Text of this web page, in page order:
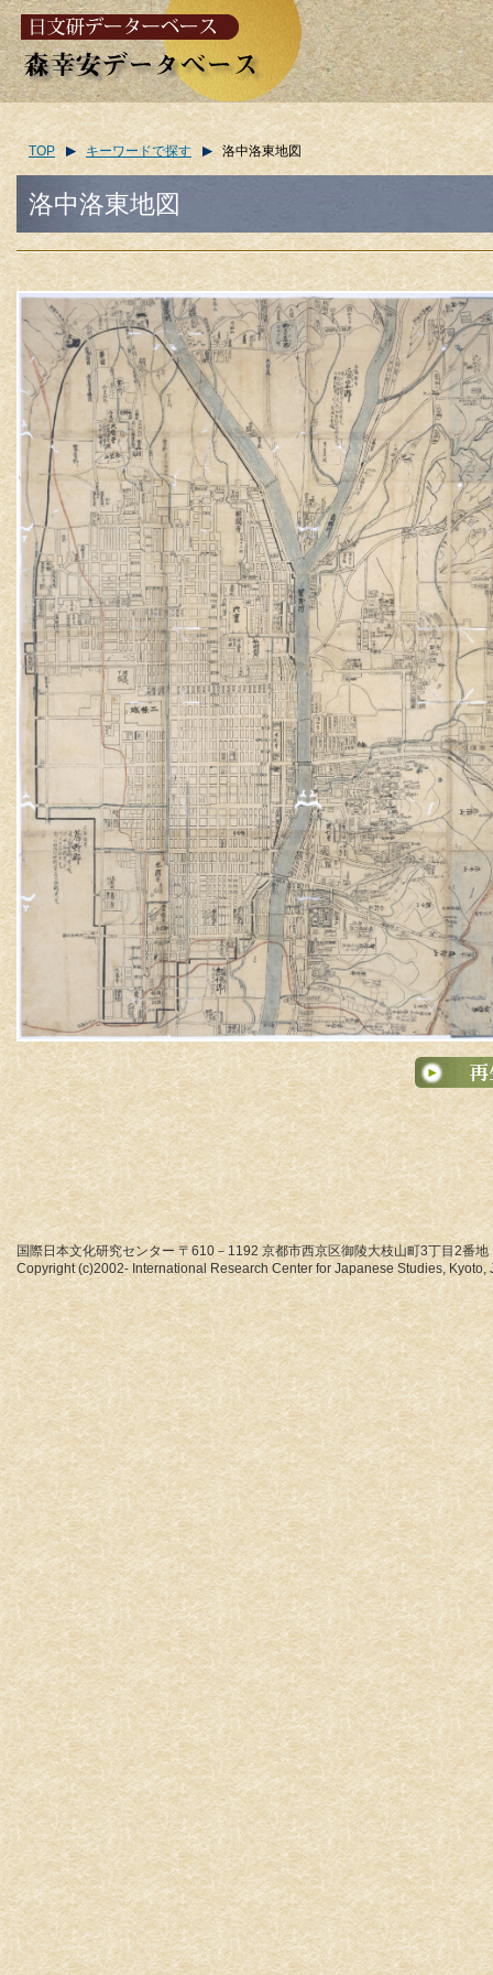
TOP キーワードで探す 洛中洛東地図
洛中洛東地図
国際日本文化研究センター 〒610－1192 京都市西京区御陵大枝山町3丁目2番地
Copyright (c)2002- International Research Center for Japanese Studies, Kyoto,